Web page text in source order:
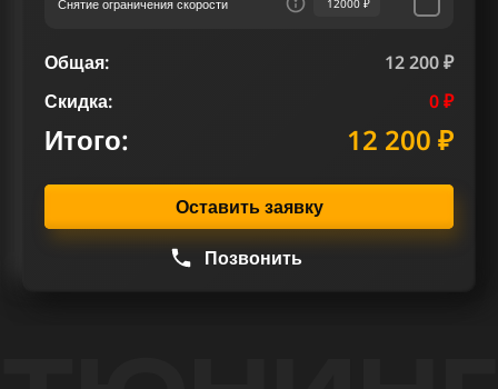
Снятие ограничения скорости 12000 ₽
Общая:
12 200 ₽
Скидка:
0 ₽
Итого: 12 200 ₽
Оставить заявку
Позвонить